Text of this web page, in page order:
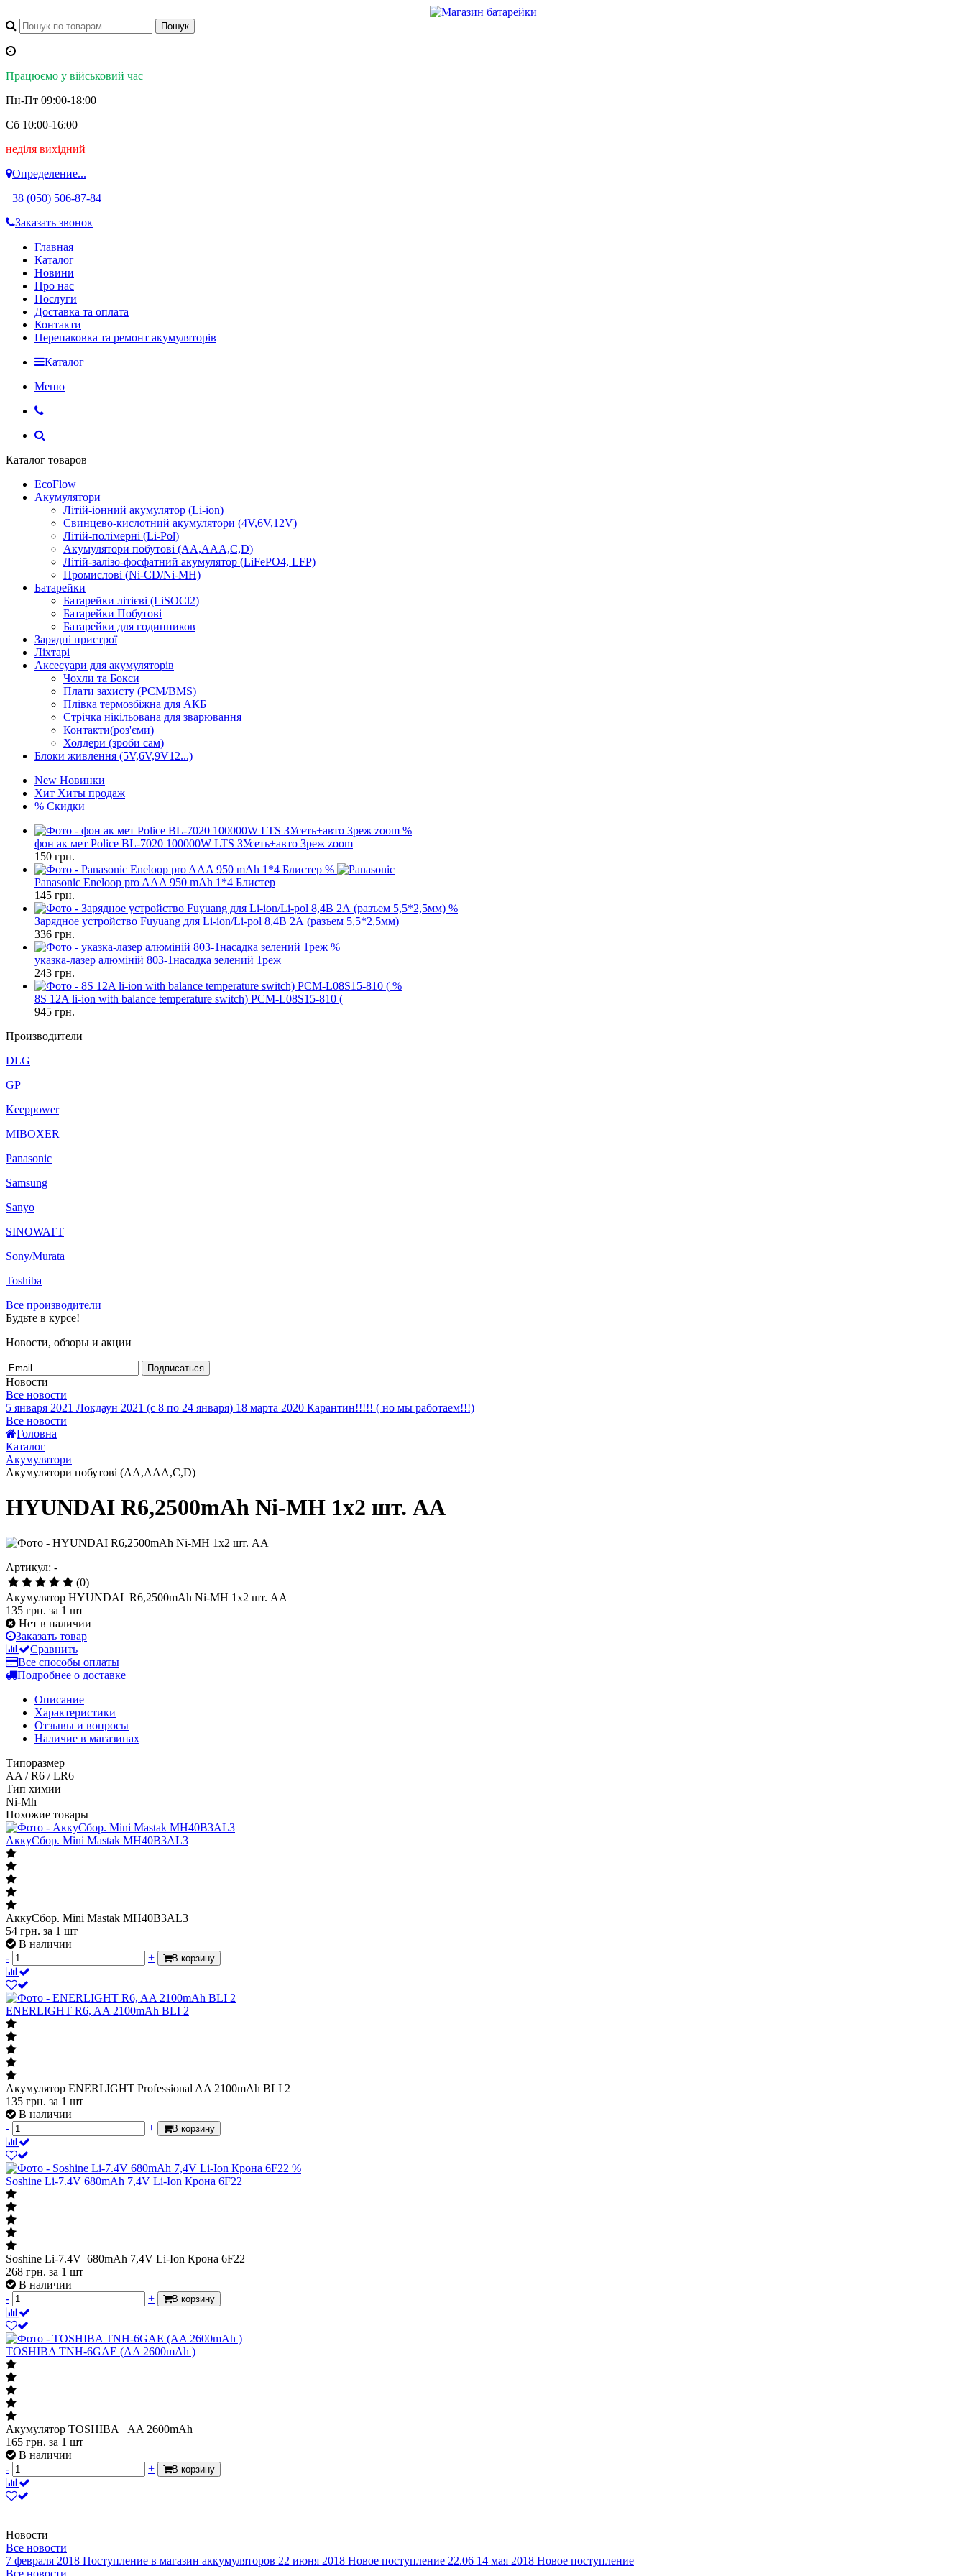
Працюємо у військовий час
Пн-Пт 09:00-18:00
Сб 10:00-16:00
неділя вихідний
Определение...
+38 (050) 506-87-84
Заказать звонок
Главная
Каталог
Новини
Про нас
Послуги
Доставка та оплата
Контакти
Перепаковка та ремонт акумуляторів
Каталог
Меню
Каталог товаров
EcoFlow
Акумулятори
Літій-іонний акумулятор (Li-ion)
Свинцево-кислотний акумулятори (4V,6V,12V)
Літій-полімерні (Li-Pol)
Акумулятори побутові (AA,AAA,C,D)
Літій-залізо-фосфатний акумулятор (LiFePO4, LFP)
Промислові (Ni-CD/Ni-MH)
Батарейки
Батарейки літієві (LiSOCl2)
Батарейки Побутові
Батарейки для годинников
Зарядні пристрої
Ліхтарі
Аксесуари для акумуляторів
Чохли та Бокси
Плати захисту (PCM/BMS)
Плівка термозбіжна для АКБ
Стрічка нікільована для зварювання
Контакти(роз'єми)
Холдери (зроби сам)
Блоки живлення (5V,6V,9V12...)
New Новинки
Хит Хиты продаж
% Скидки
%
фон ак мет Police BL-7020 100000W LTS ЗУсеть+авто 3реж zoom
150 грн.
%
Panasonic Eneloop pro AAA 950 mAh 1*4 Блистер
145 грн.
%
Зарядное устройство Fuyuang для Li-ion/Li-pol 8,4В 2А (разъем 5,5*2,5мм)
336 грн.
%
указка-лазер алюміній 803-1насадка зелений 1реж
243 грн.
%
8S 12A li-ion with balance temperature switch) PCM-L08S15-810 (
945 грн.
Производители
DLG
GP
Keeppower
MIBOXER
Panasonic
Samsung
Sanyo
SINOWATT
Sony/Murata
Toshiba
Все производители
Будьте в курсе!
Новости, обзоры и акции
Подписаться
Новости
Все новости
5 января 2021 Локдаун 2021 (с 8 по 24 января) 18 марта 2020 Карантин!!!!! ( но мы работаем!!!)
Все новости
Головна
Каталог
Акумулятори
Акумулятори побутові (AA,AAA,C,D)
HYUNDAI R6,2500mAh Ni-MH 1х2 шт. AA
Артикул: -
(0)
Акумулятор HYUNDAI R6,2500mAh Ni-MH 1х2 шт. AA
135 грн. за 1 шт
Нет в наличии
Заказать товар
Сравнить
Все способы оплаты
Подробнее о доставке
Описание
Характеристики
Отзывы и вопросы
Наличие в магазинах
Типоразмер
AA / R6 / LR6
Тип химии
Ni-Mh
Похожие товары
АккуСбор. Mini Mastak MH40B3AL3
АккуСбор. Mini Mastak MH40B3AL3
54 грн. за 1 шт
В наличии
-
+ В корзину
ENERLIGHT R6, AA 2100mAh BLI 2
Акумулятор ENERLIGHT Professional AA 2100mAh BLI 2
135 грн. за 1 шт
В наличии
-
+ В корзину
%
Soshine Li-7.4V 680mAh 7,4V Li-Ion Крона 6F22
Soshine Li-7.4V 680mAh 7,4V Li-Ion Крона 6F22
268 грн. за 1 шт
В наличии
-
+ В корзину
TOSHIBA TNH-6GAE (AA 2600mAh )
Акумулятор TOSHIBA AA 2600mAh
165 грн. за 1 шт
В наличии
-
+ В корзину
Новости
Все новости
7 февраля 2018 Поступление в магазин аккумуляторов 22 июня 2018 Новое поступление 22.06 14 мая 2018 Новое поступление
Все новости